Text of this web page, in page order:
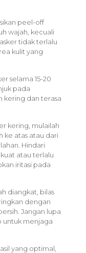
peel-off
wajah, kecuali
tidak terlalu
kulit yang
selama 15-20
pada
kering dan terasa
kering, mulailah
ke atas atau dari
Hindari
atau terlalu
iritasi pada
diangkat, bilas
dengan
Jangan lupa
untuk menjaga
yang optimal,